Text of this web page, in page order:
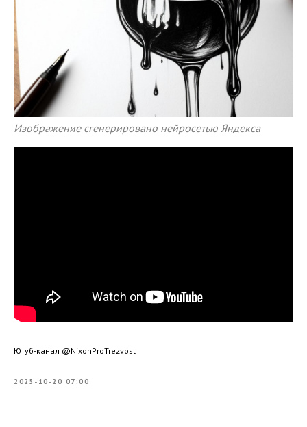
Изображение сгенерировано нейросетью Яндекса
Ютуб-канал @NixonProTrezvost
2025-10-20 07:00